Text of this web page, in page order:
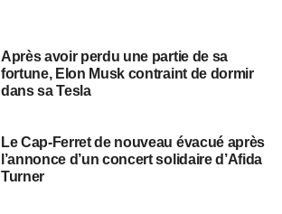
Après avoir perdu une partie de sa
fortune, Elon Musk contraint de dormir
dans sa Tesla
Le Cap-Ferret de nouveau évacué après
l’annonce d’un concert solidaire d’Afida
Turner